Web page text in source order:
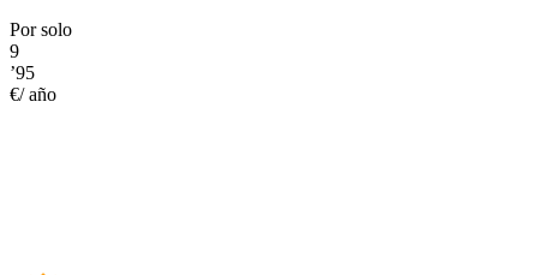
Por solo
9
’95
€/ año